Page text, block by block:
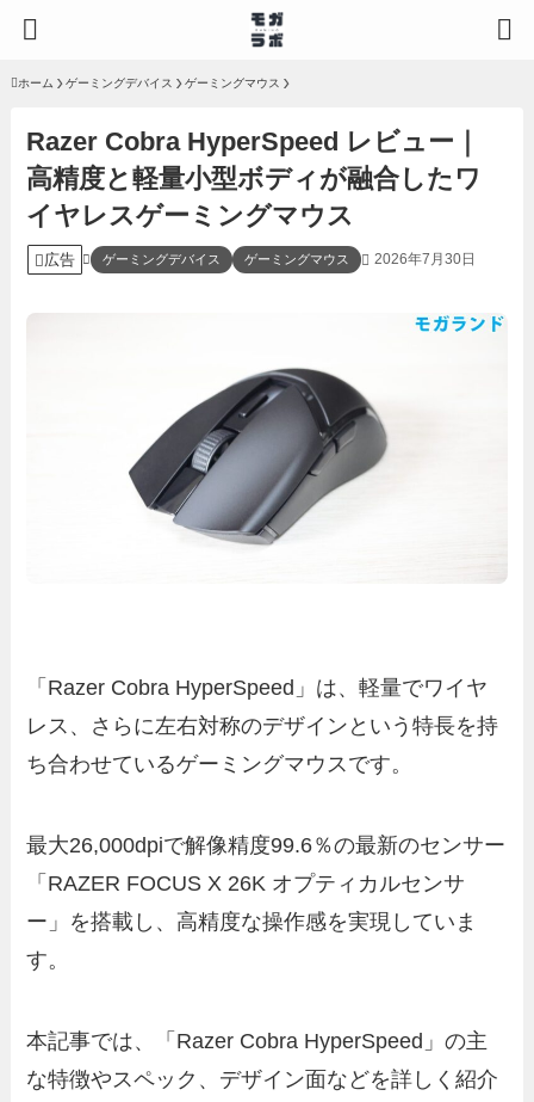
ホーム ゲーミングデバイス ゲーミングマウス
Razer Cobra HyperSpeed レビュー｜
高精度と軽量小型ボディが融合したワ
イヤレスゲーミングマウス
広告 ゲーミングデバイス ゲーミングマウス 2026年7月30日
「Razer Cobra HyperSpeed」は、軽量でワイヤ
レス、さらに左右対称のデザインという特長を持
ち合わせているゲーミングマウスです。
最大26,000dpiで解像精度99.6％の最新のセンサー
「RAZER FOCUS X 26K オプティカルセンサ
ー」を搭載し、高精度な操作感を実現していま
す。
本記事では、「Razer Cobra HyperSpeed」の主
な特徴やスペック、デザイン面などを詳しく紹介